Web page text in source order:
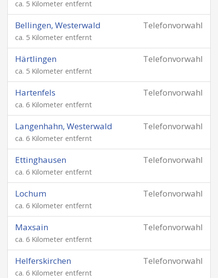
ca. 5 Kilometer entfernt
Telefonvorwahl
Bellingen, Westerwald
ca. 5 Kilometer entfernt
Telefonvorwahl
Härtlingen
ca. 5 Kilometer entfernt
Telefonvorwahl
Hartenfels
ca. 6 Kilometer entfernt
Telefonvorwahl
Langenhahn, Westerwald
ca. 6 Kilometer entfernt
Telefonvorwahl
Ettinghausen
ca. 6 Kilometer entfernt
Telefonvorwahl
Lochum
ca. 6 Kilometer entfernt
Telefonvorwahl
Maxsain
ca. 6 Kilometer entfernt
Telefonvorwahl
Helferskirchen
ca. 6 Kilometer entfernt